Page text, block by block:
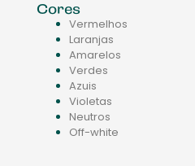
Cores
Vermelhos
Laranjas
Amarelos
Verdes
Azuis
Violetas
Neutros
Off-white